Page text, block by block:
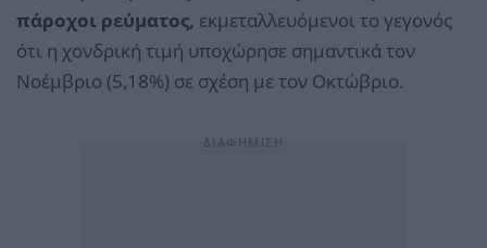
πάροχοι ρεύματος, εκμεταλλευόμενοι το γεγονός
ότι η χονδρική τιμή υποχώρησε σημαντικά τον
Νοέμβριο (5,18%) σε σχέση με τον Οκτώβριο.